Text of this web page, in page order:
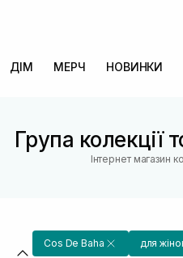
ДІМ МЕРЧ НОВИНКИ
Група колекції
Інтернет магазин
Cos De Baha для